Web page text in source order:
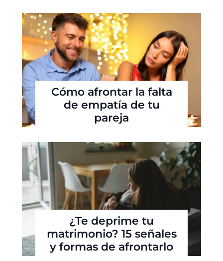
Cómo afrontar la falta
de empatía de tu
pareja
¿Te deprime tu
matrimonio? 15 señales
y formas de afrontarlo